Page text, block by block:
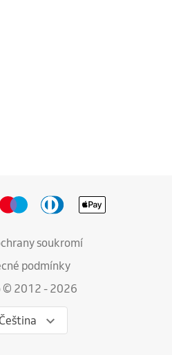
soukromí
podmínky
© 2012 - 2026